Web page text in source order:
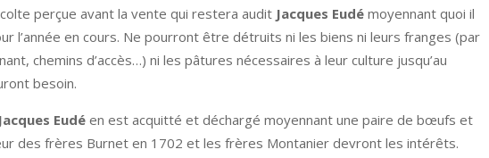
perçue avant la vente qui restera audit Jacques Eudé moyennant quoi il
l’année en cours. Ne pourront être détruits ni les biens ni leurs franges (par
chemins d’accès…) ni les pâtures nécessaires à leur culture jusqu’au
besoin.
Jacques Eudé en est acquitté et déchargé moyennant une paire de bœufs et
des frères Burnet en 1702 et les frères Montanier devront les intérêts.